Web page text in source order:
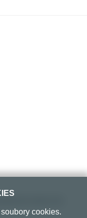
cookies.